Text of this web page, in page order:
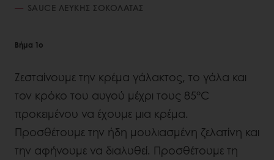
SAUCE ΛΕΥΚΗΣ ΣΟΚΟΛΑΤΑΣ
Βήμα 1ο
Ζεσταίνουμε την κρέμα γάλακτος, το γάλα και
τον κρόκο του αυγού μέχρι τους 85°C
προκειμένου να έχουμε μια κρέμα.
Προσθέτουμε την ήδη μουλιασμένη ζελατίνη και
την αφήνουμε να διαλυθεί. Προσθέτουμε τη